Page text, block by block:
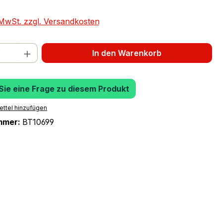
zzgl. Versandkosten
Gib den gewünschten Wert
In den Warenkorb
eine Frage zu diesem Produkt
hinzufügen
BT10699